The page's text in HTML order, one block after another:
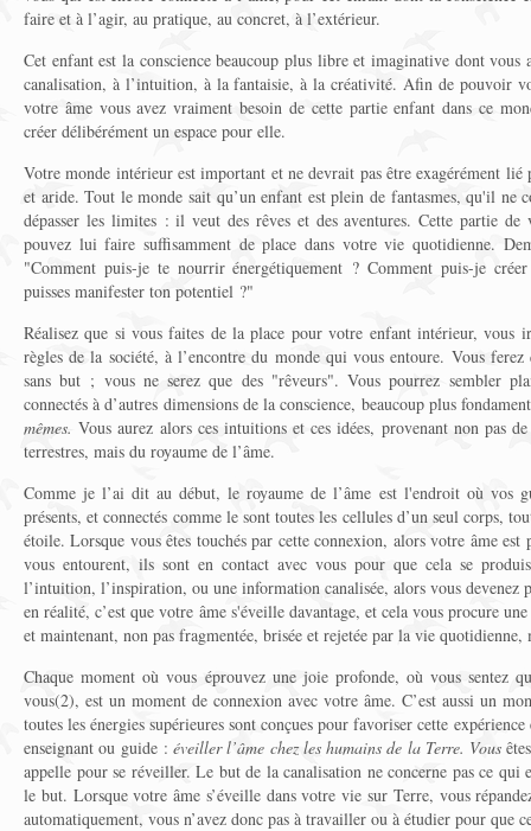
faire et à l’agir, au pratique, au concret, à l’extérieur.
Cet enfant est la conscience beaucoup plus libre et imaginative dont vous
canalisation, à l’intuition, à la fantaisie, à la créativité. Afin de pouvoir
votre âme vous avez vraiment besoin de cette partie enfant dans ce
créer délibérément un espace pour elle.
Votre monde intérieur est important et ne devrait pas être exagérément lié
et aride. Tout le monde sait qu’un enfant est plein de fantasmes, qu'il ne
dépasser les limites : il veut des rêves et des aventures. Cette partie de
pouvez lui faire suffisamment de place dans votre vie quotidienne.
"Comment puis-je te nourrir énergétiquement ? Comment puis-je créer
puisses manifester ton potentiel ?"
Réalisez que si vous faites de la place pour votre enfant intérieur, vous
règles de la société, à l’encontre du monde qui vous entoure. Vous
sans but ; vous ne serez que des "rêveurs". Vous pourrez sembler
connectés à d’autres dimensions de la conscience, beaucoup plus
mêmes. Vous aurez alors ces intuitions et ces idées, provenant non pas
terrestres, mais du royaume de l’âme.
Comme je l’ai dit au début, le royaume de l’âme est l'endroit où vos
présents, et connectés comme le sont toutes les cellules d’un seul corps,
étoile. Lorsque vous êtes touchés par cette connexion, alors votre âme
vous entourent, ils sont en contact avec vous pour que cela se
l’intuition, l’inspiration, ou une information canalisée, alors vous devenez
en réalité, c’est que votre âme s'éveille davantage, et cela vous procure
et maintenant, non pas fragmentée, brisée et rejetée par la vie quotidienne,
Chaque moment où vous éprouvez une joie profonde, où vous sentez
vous(2), est un moment de connexion avec votre âme. C’est aussi un
toutes les énergies supérieures sont conçues pour favoriser cette
enseignant ou guide : éveiller l’âme chez les humains de la Terre. Vous
appelle pour se réveiller. Le but de la canalisation ne concerne pas ce
le but. Lorsque votre âme s’éveille dans votre vie sur Terre, vous
automatiquement, vous n’avez donc pas à travailler ou à étudier pour que